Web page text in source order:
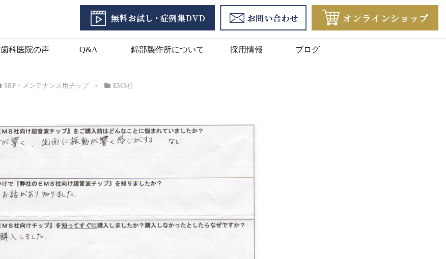
歯科医院の声 Q&A 錦部製作所について 採用情報 ブログ
SRP・メンテナンス用チップ EMS社